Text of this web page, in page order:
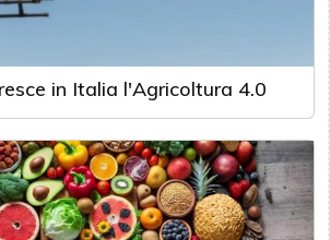
in Italia l'Agricoltura 4.0